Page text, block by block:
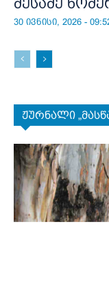
მესამე
30 ივნისი, 2026 -
ჟურნალი